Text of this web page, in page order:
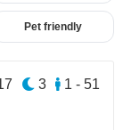
Pet friendly
1 - 51
3